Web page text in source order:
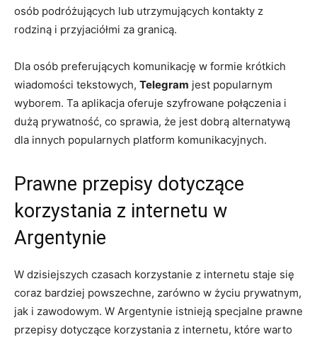
osób podróżujących lub utrzymujących kontakty z
rodziną i przyjaciółmi za granicą.
Dla osób preferujących komunikację w formie krótkich
wiadomości tekstowych, Telegram jest popularnym
wyborem. Ta aplikacja oferuje szyfrowane połączenia i
dużą prywatność, co sprawia, że jest dobrą alternatywą
dla innych popularnych platform komunikacyjnych.
Prawne przepisy dotyczące
korzystania z internetu w
Argentynie
W dzisiejszych czasach korzystanie z internetu staje się
coraz bardziej powszechne, zarówno w życiu prywatnym,
jak i zawodowym. W Argentynie istnieją specjalne prawne
przepisy dotyczące korzystania z internetu, które warto